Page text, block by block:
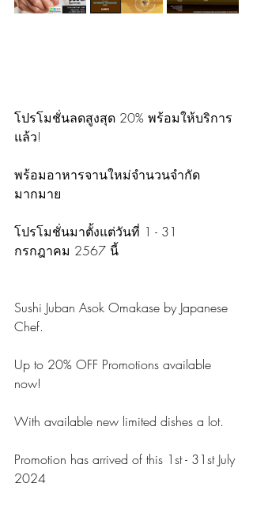
โปรโมชั่นลดสูงสุด 20% พร้อมให้บริการ
แล้ว!
พร้อมอาหารจานใหม่จำนวนจำกัด
มากมาย
โปรโมชั่นมาตั้งแต่วันที่ 1 - 31
กรกฎาคม 2567 นี้
Sushi Juban Asok Omakase by Japanese
Chef.
Up to 20% OFF Promotions available
now!
With available new limited dishes a lot.
Promotion has arrived of this 1st - 31st July
2024